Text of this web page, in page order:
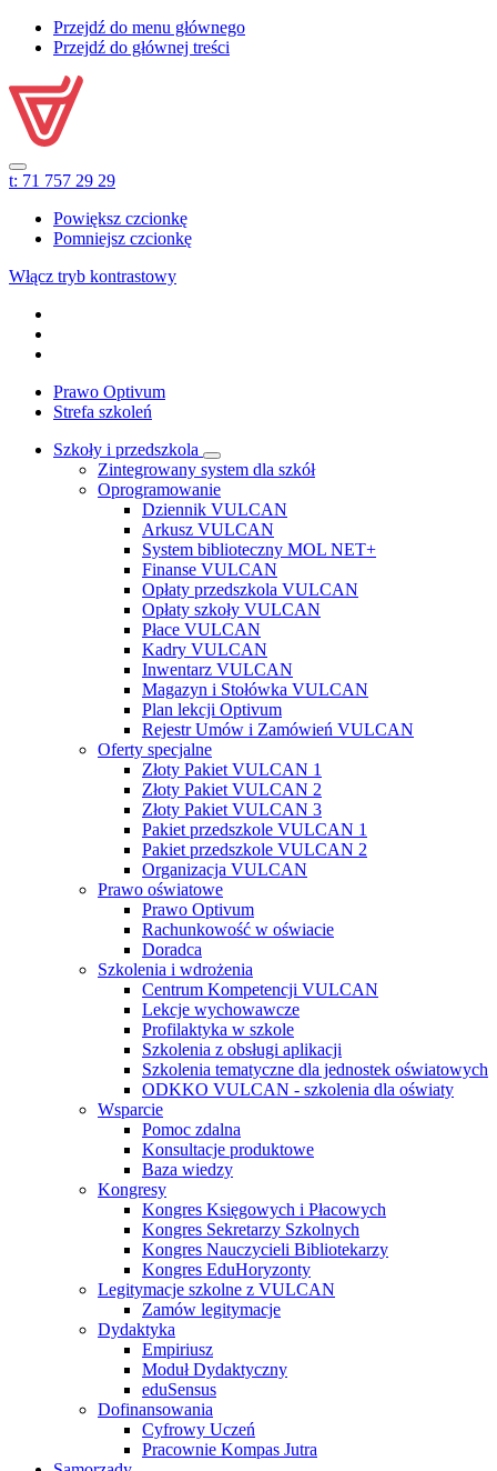
Przejdź do menu głównego
Przejdź do głównej treści
t: 71 757 29 29
Powiększ czcionkę
Pomniejsz czcionkę
Włącz tryb kontrastowy
Prawo Optivum
Strefa szkoleń
Szkoły i przedszkola
Zintegrowany system dla szkół
Oprogramowanie
Dziennik VULCAN
Arkusz VULCAN
System biblioteczny MOL NET+
Finanse VULCAN
Opłaty przedszkola VULCAN
Opłaty szkoły VULCAN
Płace VULCAN
Kadry VULCAN
Inwentarz VULCAN
Magazyn i Stołówka VULCAN
Plan lekcji Optivum
Rejestr Umów i Zamówień VULCAN
Oferty specjalne
Złoty Pakiet VULCAN 1
Złoty Pakiet VULCAN 2
Złoty Pakiet VULCAN 3
Pakiet przedszkole VULCAN 1
Pakiet przedszkole VULCAN 2
Organizacja VULCAN
Prawo oświatowe
Prawo Optivum
Rachunkowość w oświacie
Doradca
Szkolenia i wdrożenia
Centrum Kompetencji VULCAN
Lekcje wychowawcze
Profilaktyka w szkole
Szkolenia z obsługi aplikacji
Szkolenia tematyczne dla jednostek oświatowych
ODKKO VULCAN - szkolenia dla oświaty
Wsparcie
Pomoc zdalna
Konsultacje produktowe
Baza wiedzy
Kongresy
Kongres Księgowych i Płacowych
Kongres Sekretarzy Szkolnych
Kongres Nauczycieli Bibliotekarzy
Kongres EduHoryzonty
Legitymacje szkolne z VULCAN
Zamów legitymacje
Dydaktyka
Empiriusz
Moduł Dydaktyczny
eduSensus
Dofinansowania
Cyfrowy Uczeń
Pracownie Kompas Jutra